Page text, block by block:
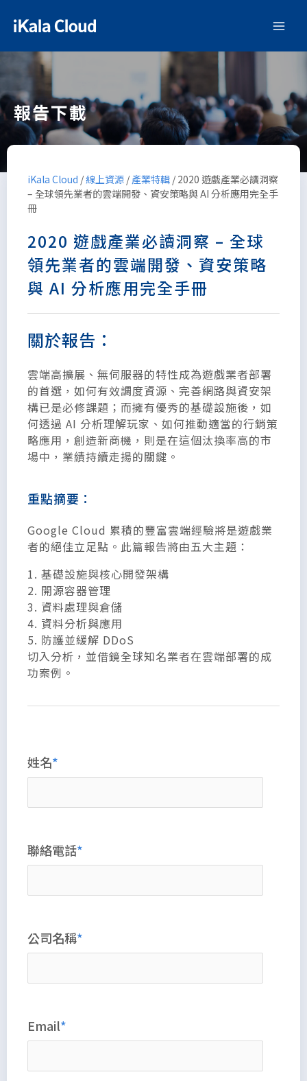
報告下載
iKala Cloud /線上資源 / 產業特輯 / 2020 遊戲產業必讀洞察
– 全球領先業者的雲端開發、資安策略與 AI 分析應用完全手
冊
2020 遊戲產業必讀洞察 – 全球
領先業者的雲端開發、資安策略
與 AI 分析應用完全手冊
關於報告：
雲端高擴展、無伺服器的特性成為遊戲業者部署
的首選，如何有效調度資源、完善網路與資安架
構已是必修課題；而擁有優秀的基礎設施後，如
何透過 AI 分析理解玩家、如何推動適當的行銷策
略應用，創造新商機，則是在這個汰換率高的市
場中，業績持續走揚的關鍵。
重點摘要：
Google Cloud 累積的豐富雲端經驗將是遊戲業
者的絕佳立足點。此篇報告將由五大主題：
1. 基礎設施與核心開發架構
2. 開源容器管理
3. 資料處理與倉儲
4. 資料分析與應用
5. 防護並緩解 DDoS
切入分析，並借鏡全球知名業者在雲端部署的成
功案例。
姓名
聯絡電話
公司名稱
Email